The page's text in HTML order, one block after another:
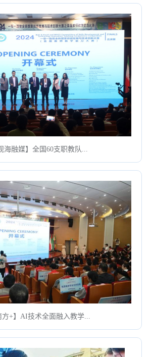
海融媒】全国60支职教队...
方+】AI技术全面融入教学...